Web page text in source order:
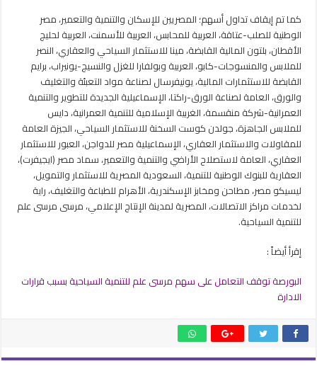
كما تم إيقاف تداول أسهم؛ المصريين للإسكان والتنمية والتعمير، مصر
الوطنية للصلب-عتاقة، العربية للمحابس، العربية للأسمنت، العربية لحليج
الأقطان، بلتون المالية القابضة، مينا للاستثمار السياحي والعقاري، النصر
للملابس والمنسوجات-كابو، العربية وبولفارا للغزل والنسيج-يونيراب، برايم
القابضة للاستثمارات المالية، يونيفرسال لصناعة مواد التعبئة والتغليف
والورق، العامة لصناعة الورق-راكتا، الإسماعيلية الجديدة للتطوير والتنمية
العمرانية-شركة منقسمة، الغربية الإسلامية للتنمية العمرانية، دايس
للملابس الجاهزة، جولدن كوست السخنة للاستثمار السياحي، الجيزة العامة
للمقاولات والاستثمار العقاري، الإسماعيلية مصر للدواجن، العبور للاستثمار
العقاري، العامة لاستصلاح الأراضي والتنمية والتعمير، سماد مصر (ايجيفرت)،
العقارية للبنوك الوطنية للتنمية، السعودية المصرية للاستثمار والتمويل،
ليسيكو مصر، مطاحن ومخابز الإسكندرية، الأهرام للطباعة والتغليف، راية
لخدمات مراكز الاتصالات، المصرية لمدينة الإنتاج الإعلامي، مرسى مرسى علم
للتنمية السياحية.
إقرأ أيضاً :
البورصة توقف التعامل على سهم مرسى علم للتنمية السياحية بسبب قرارات
الادارة